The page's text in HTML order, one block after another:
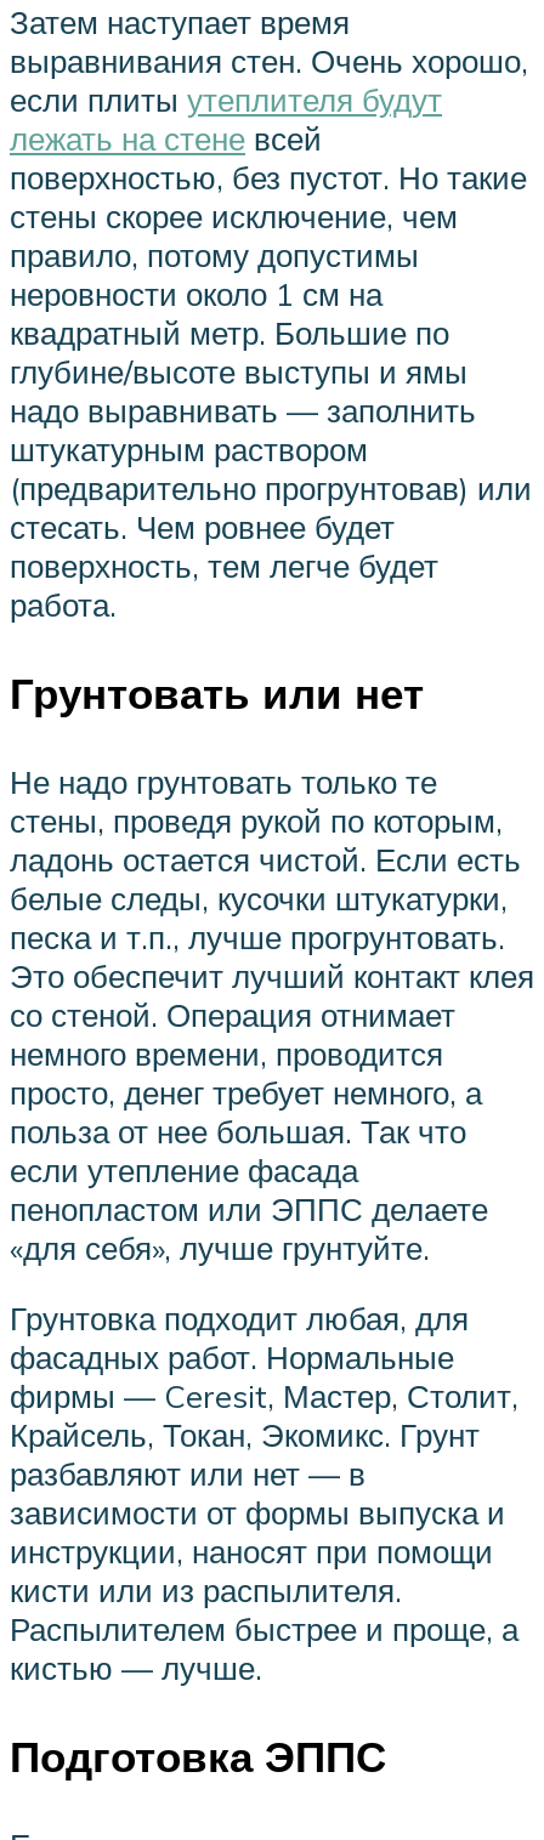
Затем наступает время
выравнивания стен. Очень хорошо,
если плиты утеплителя будут
лежать на стене всей
поверхностью, без пустот. Но такие
стены скорее исключение, чем
правило, потому допустимы
неровности около 1 см на
квадратный метр. Большие по
глубине/высоте выступы и ямы
надо выравнивать — заполнить
штукатурным раствором
(предварительно прогрунтовав) или
стесать. Чем ровнее будет
поверхность, тем легче будет
работа.
Грунтовать или нет
Не надо грунтовать только те
стены, проведя рукой по которым,
ладонь остается чистой. Если есть
белые следы, кусочки штукатурки,
песка и т.п., лучше прогрунтовать.
Это обеспечит лучший контакт клея
со стеной. Операция отнимает
немного времени, проводится
просто, денег требует немного, а
польза от нее большая. Так что
если утепление фасада
пенопластом или ЭППС делаете
«для себя», лучше грунтуйте.
Грунтовка подходит любая, для
фасадных работ. Нормальные
фирмы — Ceresit, Мастер, Столит,
Крайсель, Токан, Экомикс. Грунт
разбавляют или нет — в
зависимости от формы выпуска и
инструкции, наносят при помощи
кисти или из распылителя.
Распылителем быстрее и проще, а
кистью — лучше.
Подготовка ЭППС